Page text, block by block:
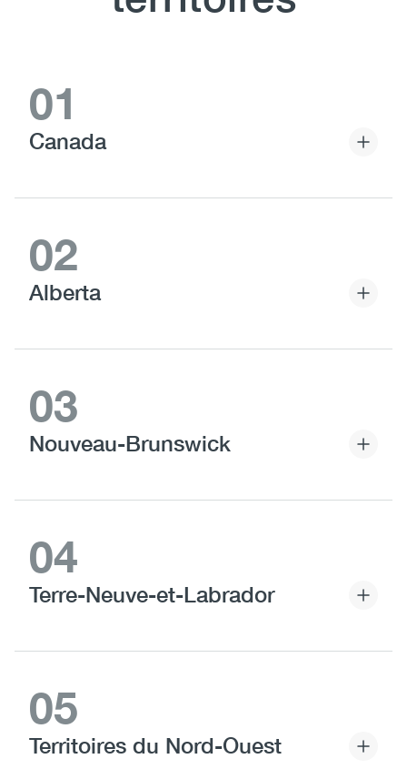
01
Canada
02
Alberta
03
Nouveau-Brunswick
04
Terre-Neuve-et-Labrador
05
Territoires du Nord-Ouest